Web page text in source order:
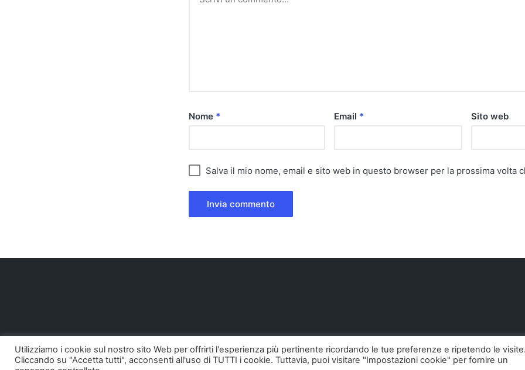
Nome * Email * Sito web
Salva il mio nome, email e sito web in questo browser per la prossima volta
Copyright 2026 — Pollodigomma ...org. Tutti i diritti riservati.Sinatra
Utilizziamo i cookie sul nostro sito Web per offrirti l'esperienza più pertinente ricordando le tue preferenze e ripetendo le visite.
Cliccando su "Accetta tutti", acconsenti all'uso di TUTTI i cookie. Tuttavia, puoi visitare "Impostazioni cookie" per fornire un